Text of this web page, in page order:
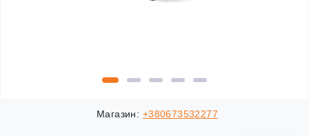
Магазин: +380673532277